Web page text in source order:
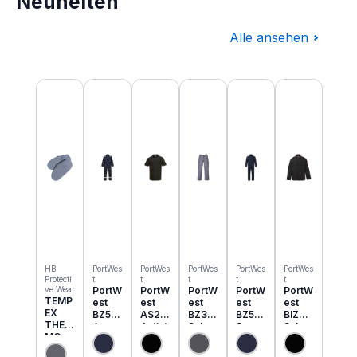
Alle ansehen
Produktgalerie überspringen
HB
Protecti
ve Wear
TEMP
EX
THER
MO
Einzie
PortWes
t
PortW
est
BZ50
6
Classi
c
PortWes
t
PortW
est
AS21
Antist
atik
ESD
PortWes
t
PortW
est
BZ31
Schw
eisser
Cargo
PortWes
t
PortW
est
BZ52
3
Bizwe
ld
PortWes
t
PortW
est
BIZ2
Schw
eisser
Jacke